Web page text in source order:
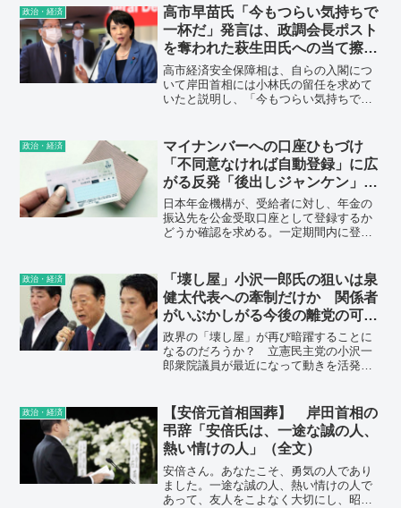
り戻す ～新自由主義からの脱却～／生
き方の多様性を守る／世界とアジアの中
で日本の強みを活かす／理不尽を許さな
い政治へ ３．西村ちなみの党運営の考
え方
政治・経済
高市早苗氏「今もつらい気持ちで
一杯だ」発言は、政調会長ポスト
を奪われた萩生田氏への当て擦
り 党内からは「嫌なら断ればよ
い」
高市経済安全保障相は、自らの入閣につ
いて岸田首相には小林氏の留任を求めて
いたと説明し、「今もつらい気持ちで一
な発信だ。嫌なら断ればよかっただけ
だ」（参院幹部）と批判が出ている。
政治・経済
マイナンバーへの口座ひもづけ
「不同意なければ自動登録」に広
がる反発「後出しジャンケン」
「やりたい放題」
日本年金機構が、受給者に対し、年金の
振込先を公金受取口座として登録するか
どうか確認を求める。一定期間内に登録
判の声。
政治・経済
「壊し屋」小沢一郎氏の狙いは泉
健太代表への牽制だけか 関係者
がいぶかしがる今後の離党の可能
性
政界の「壊し屋」が再び暗躍することに
なるのだろうか？ 立憲民主党の小沢一
郎衆院議員が最近になって動きを活発化
現する有志の会」を立ち上げ、さらに国
会会期末の21日には党内グループ「一清
会」を発足させたと発表した。
政治・経済
【安倍元首相国葬】 岸田首相の
弔辞「安倍氏は、一途な誠の人、
熱い情けの人」（全文）
安倍さん。あなたこそ、勇気の人であり
ました。一途な誠の人、熱い情けの人で
あって、友人をこよなく大切にし、昭恵